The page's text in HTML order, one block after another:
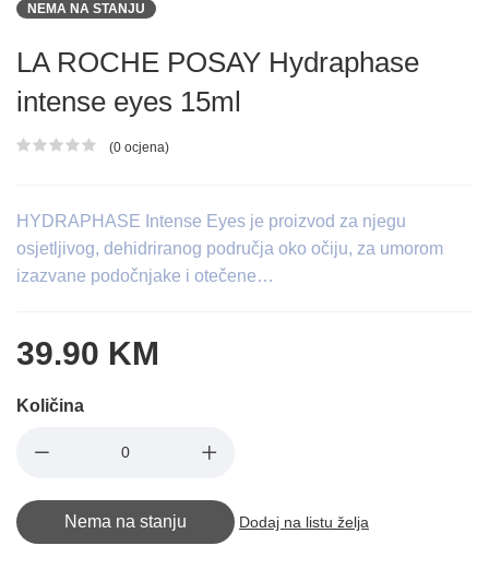
NEMA NA STANJU
LA ROCHE POSAY Hydraphase
intense eyes 15ml
Ocjena proizvoda
(0 ocjena)
HYDRAPHASE Intense Eyes je proizvod za njegu
osjetljivog, dehidriranog područja oko očiju, za umorom
izazvane podočnjake i otečene…
39.90 KM
Količina
Nema na stanju Dodaj na listu želja